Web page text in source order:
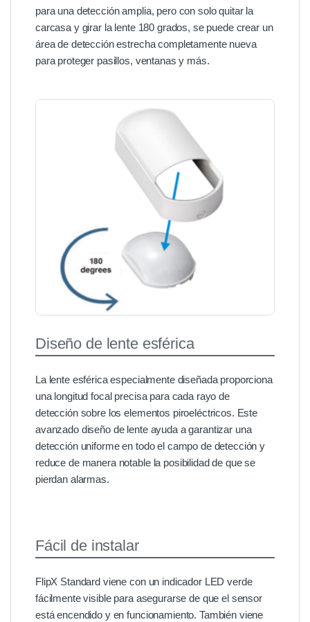
para una detección amplia, pero con solo quitar la
carcasa y girar la lente 180 grados, se puede crear un
área de detección estrecha completamente nueva
para proteger pasillos, ventanas y más.
Diseño de lente esférica
La lente esférica especialmente diseñada proporciona
una longitud focal precisa para cada rayo de
detección sobre los elementos piroeléctricos. Este
avanzado diseño de lente ayuda a garantizar una
detección uniforme en todo el campo de detección y
reduce de manera notable la posibilidad de que se
pierdan alarmas.
Fácil de instalar
FlipX Standard viene con un indicador LED verde
fácilmente visible para asegurarse de que el sensor
está encendido y en funcionamiento. También viene